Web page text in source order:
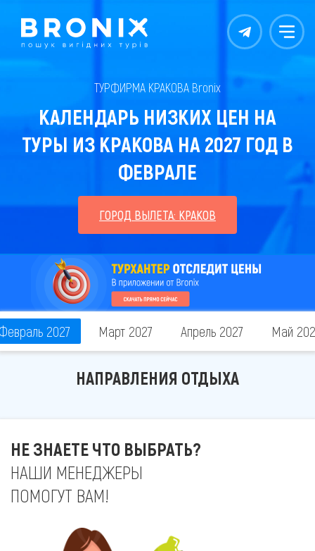
Контакты Меню
ТУРФИРМА КРАКОВА Bronix
КАЛЕНДАРЬ НИЗКИХ ЦЕН НА
ТУРЫ ИЗ КРАКОВА НА 2027 ГОД В
ФЕВРАЛЕ
ГОРОД ВЫЛЕТА: КРАКОВ
2027 Март 2027 Апрель 2027 Май
НАПРАВЛЕНИЯ ОТДЫХА
НЕ ЗНАЕТЕ ЧТО ВЫБРАТЬ?
НАШИ МЕНЕДЖЕРЫ
ПОМОГУТ ВАМ!